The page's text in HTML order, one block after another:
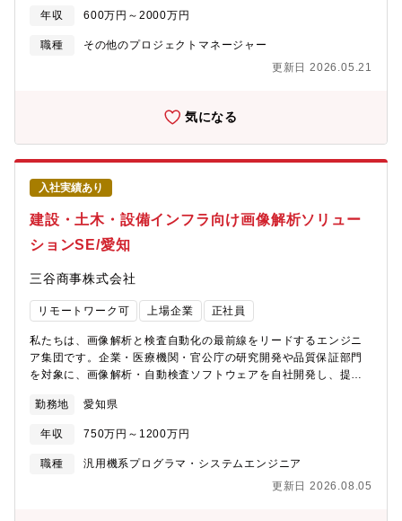
を支える現場の推進役として活躍いただきます。本ポジション
役割であり、将来的にはリーダーへとステップアップし、より広
い範囲でプロジェクトを担う人材として成長していただくことを
ェクト全体を見る力が身につく開発全体の流れの中で進捗・課
進める達成感情報が錯綜しがちな開発現場において、課題や進捗
ズに進み始める瞬間があります。・将来のキャリアアップにつな
がる確かなステップ本ポジションは、プロジェクトマネジメント
の基礎から実践までを経験する入口です。工程管理・課題管理の
実績を積むことで、将来的にはサブリーダ、リーダへとステップ
アップし、より大きな役割を担っていくキャリアパスを描くこと
ができます。【配属組織】先端コンピューティング開発本部【組
織としてのミッション】持続可能なデジタル社会を実現すべく、
世界トップのテクノロジー開発に挑戦し、スピーディに新たなコ
ンピューティングプラットフォームを創り上げる【会社の魅力】■
働き方について ・全社で年間80％以上の在宅勤務活用率。 ・コア
生活に合わせた働き方が実現可能。 ・サテライトオフィスは
き活きと働くための社内カルチャーの変革にも積極的に取り組み
中。 ■キャリアについて ・自律的なキャリア形成を推進し、グル
ンゲージメントを高める活動にも力を入れており、定着する職場
電子交付）等のサービスを広く社会に広めることで国民の利便性
を向上させるとともに、行政の効率化や社会の公正性向上に寄与
する非常に社会的に意義のある仕事です。・e-
https://www.nri.com/jp/service/solution/eshishobako.html【募
集職種の期待役割】当プロジェクトは、今後の金融ソーシャルDX
領域(マイナンバ関連ソリューションの年金関連機関、行政サービ
ス関連)のデジタル手続きに関わる新規案件において、プロジェク
ト全フェーズのマネジメントを担っていただくことを期待してい
ます。【具体的な職務内容】本ポジションではプロジェクトマネ
ージャとして、新サービスの案件化後のプロジェクト推進等を担
っていただきます。具体的には、各フェーズで以下業務をご経験
クト計画 ： プロジェクトリスク洗い出しや対策検討、プロジェク
ト計画書作成・要求分析/要件定義 ： お客様打ち合わせによる課
題深掘、ドキュメントへの落とし込み・システム設計：技術選
： 仕様調整、コードレビュー、パートナーとりまとめ・エンハン
スメント ： アプリケーション保守、お問い合わせ対応【仕事の魅
力・やりがい・キャリアパス】＜プライムベンダとして＞官公
庁、金融機関をはじめとするお客様と直接話をしながら物事を決
にかかわれる＞・デジタル庁の推進する「デジタル社会」の基盤
上にも寄与するビジネスに関わることができます。＜幅広いキャ
リアパス＞まずはプロジェクトマネジメントをご担当いただきま
年収 600万円～2000万円
職種
その他のプロジェクトマネージャー
更新日 2026.05.21
気になる
入社実績あり
建設・土木・設備インフラ向け画像解析ソリュー
ションSE/愛知
三谷商事株式会社
リモートワーク可 上場企業 正社員
私たちは、画像解析と検査自動化の最前線をリードするエンジニ
ア集団です。企業・医療機関・官公庁の研究開発や品質保証部門
を対象に、画像解析・自動検査ソフトウェアを自社開発し、提案
年にかけて新規市場に向けて画像ソリューション事業を立ち上げ
ました。これに伴い、現体制に加え、即戦力となる技術職を募集
します。所属：ビジュアルシステム部開発課（同一部署には営業
課が存在します）【具体的な職務内容】?イメージング設計・最適
ソフトウェアモジュール開発・実装?PythonやC++による既存ラ
勤務地 愛知県
年収 750万円～1200万円
職種
汎用機系プログラマ・システムエンジニア
更新日 2026.08.05